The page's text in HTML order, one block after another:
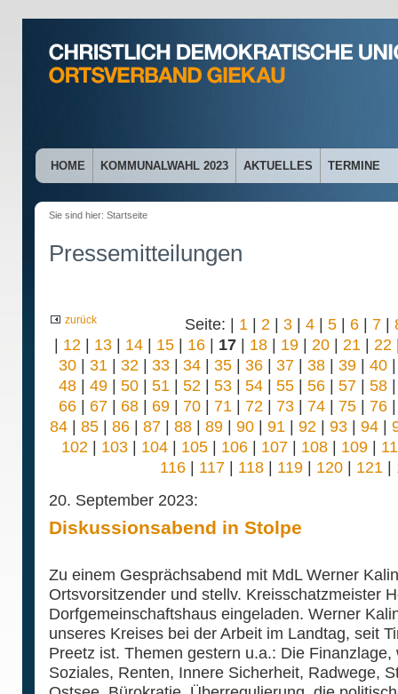
HOME KOMMUNALWAHL 2023 AKTUELLES TERMINE
Sie sind hier: Startseite
Pressemitteilungen
zurück Seite: | 1 | 2 | 3 | 4 | 5 | 6 | 7 |
| 12 | 13| 14| 15| 16| 17| 18| 19| 20| 21 | 22
30| 31 | 32 | 33| 34| 35| 36| 37| 38| 39| 40
48| 49| 50| 51 | 52 | 53| 54| 55| 56| 57| 58
66| 67| 68| 69| 70| 71 | 72 | 73| 74| 75| 76
84| 85| 86| 87| 88| 89| 90| 91 | 92 | 93| 94|
102 | 103 | 104 | 105 | 106 | 107 | 108 | 109 |
116 | 117 | 118 | 119 | 120 | 121 |
20. September 2023:
Diskussionsabend in Stolpe
Zu einem Gesprächsabend mit MdL Werner
Ortsvorsitzender und stellv. Kreisschatzmeister
Dorfgemeinschaftshaus eingeladen. Werner
unseres Kreises bei der Arbeit im Landtag, seit
Preetz ist. Themen gestern u.a.: Die
Soziales, Renten, Innere Sicherheit, Radwege,